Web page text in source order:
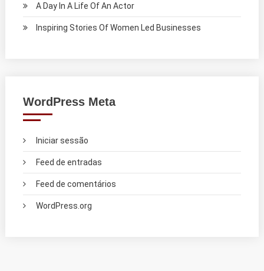
A Day In A Life Of An Actor
Inspiring Stories Of Women Led Businesses
WordPress Meta
Iniciar sessão
Feed de entradas
Feed de comentários
WordPress.org